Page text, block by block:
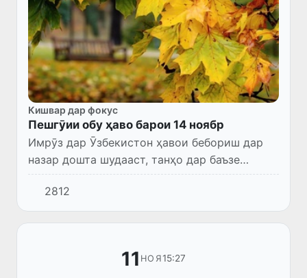
Кишвар дар фокус
Пешгӯии обу ҳаво барои 14 ноябр
Имрӯз дар Ӯзбекистон ҳавои бебориш дар
назар дошта шудааст, танҳо дар баъзе
ҷойҳои Ҷумҳурии Қароқалпоқистон, вилояти
Хоразм борон меборад. Дар вилоятҳои
Бухоро ва Навоӣ дар баъзе ҷ...
2812
11 НОЯ15:27